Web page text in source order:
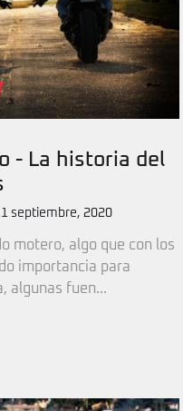
- La historia del
septiembre, 2020
motero, algo que con los
importancia para
algunas fuen...